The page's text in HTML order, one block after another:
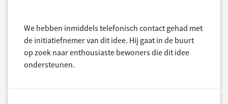
We hebben inmiddels telefonisch contact gehad met
de initiatiefnemer van dit idee. Hij gaat in de buurt
op zoek naar enthousiaste bewoners die dit idee
ondersteunen.